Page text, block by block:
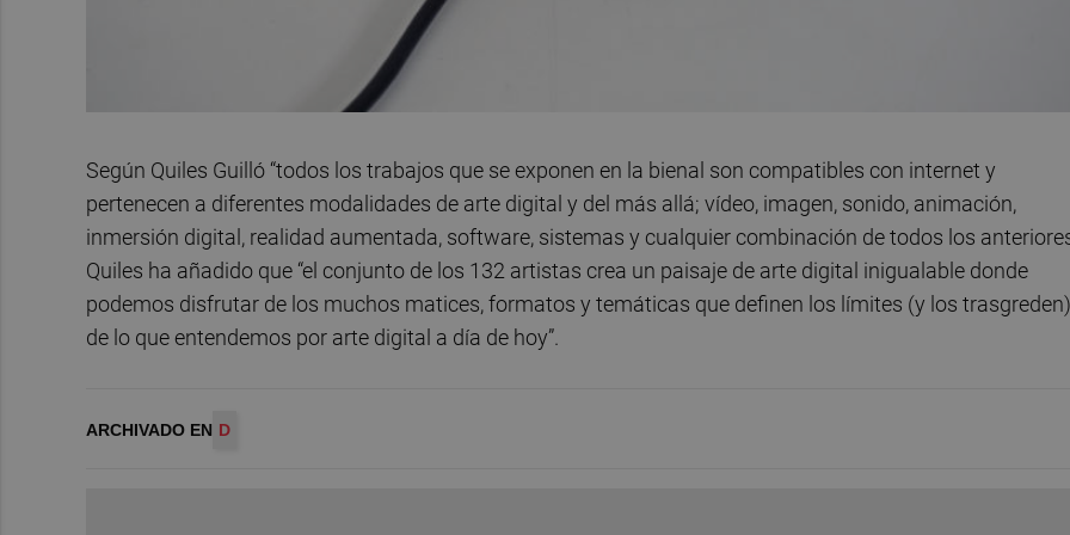
Según Quiles Guilló “todos los trabajos que se exponen en la bienal son compatibles con internet y
pertenecen a diferentes modalidades de arte digital y del más allá; vídeo, imagen, sonido, animación,
inmersión digital, realidad aumentada, software, sistemas y cualquier combinación de todos los
Quiles ha añadido que “el conjunto de los 132 artistas crea un paisaje de arte digital inigualable donde
podemos disfrutar de los muchos matices, formatos y temáticas que definen los límites (y los trasgreden)
de lo que entendemos por arte digital a día de hoy”.
ARCHIVADO EN D